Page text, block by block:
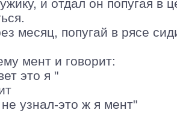
и отдал он попугая в
месяц, попугай в рясе
мент и говорит:
это я "
узнал-это ж я мент"